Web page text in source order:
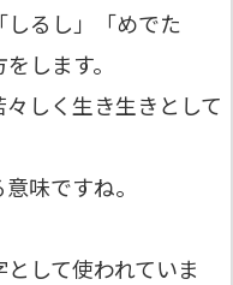
しるし」「めでた
します。
しく生き生きとして
味ですね。
して使われていま